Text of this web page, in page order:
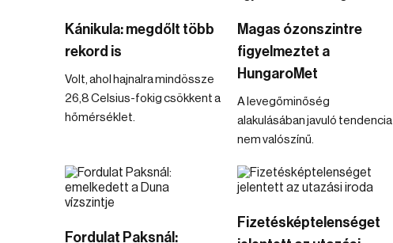
Kánikula: megdőlt több
rekord is
Volt, ahol hajnalra mindössze
26,8 Celsius-fokig csökkent a
hőmérséklet.
Magas ózonszintre
figyelmeztet a
HungaroMet
A levegőminőség
alakulásában javuló tendencia
nem valószínű.
Fordulat Paksnál:
Fizetésképtelenséget